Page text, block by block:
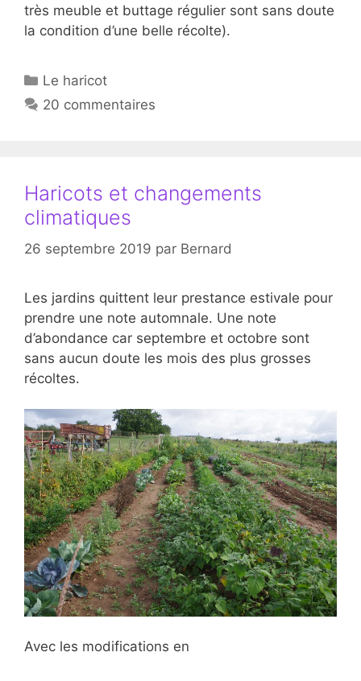
très meuble et buttage régulier sont sans doute
la condition d’une belle récolte).
Catégories
Le haricot
20 commentaires
Haricots et changements
climatiques
26 septembre 2019 par Bernard
Les jardins quittent leur prestance estivale pour
prendre une note automnale. Une note
d’abondance car septembre et octobre sont
sans aucun doute les mois des plus grosses
récoltes.
Avec les modifications en